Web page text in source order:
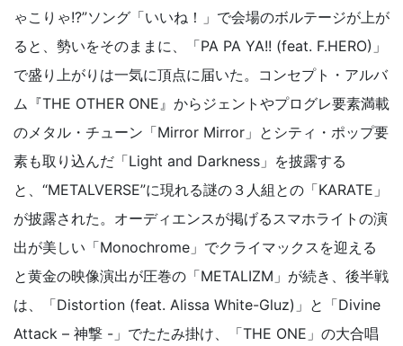
ゃこりゃ!?”ソング「いいね！」で会場のボルテージが上が
ると、勢いをそのままに、「PA PA YA!! (feat. F.HERO)」
で盛り上がりは一気に頂点に届いた。コンセプト・アルバ
ム『THE OTHER ONE』からジェントやプログレ要素満載
のメタル・チューン「Mirror Mirror」とシティ・ポップ要
素も取り込んだ「Light and Darkness」を披露する
と、“METALVERSE”に現れる謎の３人組との「KARATE」
が披露された。オーディエンスが掲げるスマホライトの演
出が美しい「Monochrome」でクライマックスを迎える
と黄金の映像演出が圧巻の「METALIZM」が続き、後半戦
は、「Distortion (feat. Alissa White-Gluz)」と「Divine
Attack – 神撃 -」でたたみ掛け、「THE ONE」の大合唱